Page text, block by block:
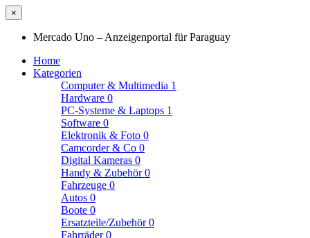
×
Mercado Uno – Anzeigenportal für Paraguay
Home
Kategorien
Computer & Multimedia 1
Hardware 0
PC-Systeme & Laptops 1
Software 0
Elektronik & Foto 0
Camcorder & Co 0
Digital Kameras 0
Handy & Zubehör0
Fahrzeuge 0
Autos 0
Boote 0
Ersatzteile/Zubehör0
Fahrräder0